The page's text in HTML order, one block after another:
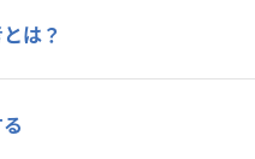
は？